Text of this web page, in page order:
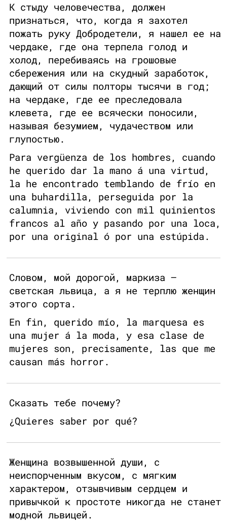
К стыду человечества, должен
признаться, что, когда я захотел
пожать руку Добродетели, я нашел ее на
чердаке, где она терпела голод и
холод, перебиваясь на грошовые
сбережения или на скудный заработок,
дающий от силы полторы тысячи в год;
на чердаке, где ее преследовала
клевета, где ее всячески поносили,
называя безумием, чудачеством или
глупостью.
Para vergüenza de los hombres, cuando
he querido dar la mano á una virtud,
la he encontrado temblando de frío en
una buhardilla, perseguida por la
calumnia, viviendo con mil quinientos
francos al año y pasando por una loca,
por una original ó por una estúpida.
Словом, мой дорогой, маркиза —
светская львица, а я не терплю женщин
этого сорта.
En fin, querido mío, la marquesa es
una mujer á la moda, y esa clase de
mujeres son, precisamente, las que me
causan más horror.
Сказать тебе почему?
¿Quieres saber por qué?
Женщина возвышенной души, с
неиспорченным вкусом, с мягким
характером, отзывчивым сердцем и
привычкой к простоте никогда не станет
модной львицей.